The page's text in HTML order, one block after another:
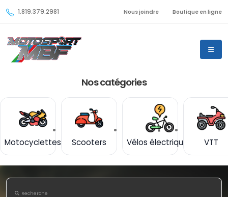
1.819.379.2981 Nous joindre Boutique en ligne
Nos catégories
Motocyclettes Scooters Vélos électriques VTT
Recherche